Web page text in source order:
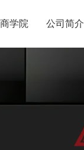
商学院 公司简介